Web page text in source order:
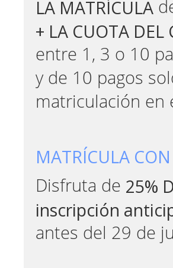
LA MATRÍCULA
+ LA CUOTA DEL
entre 1, 3 o 10
y de 10 pagos
matriculación en
MATRÍCULA
Disfruta de 25%
inscripción
antes del 29 de